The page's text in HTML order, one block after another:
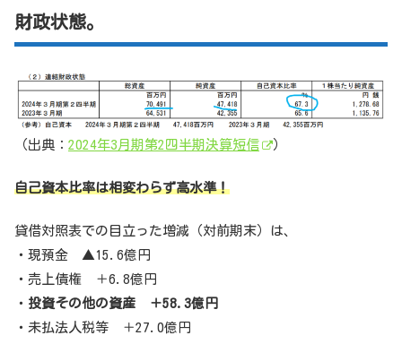
財政状態。
（出典： 2024年3月期第2四半期決算短信 ）
自己資本比率は相変わらず高水準！
貸借対照表での目立った増減（対前期末）は、
・現預金 ▲15.6億円
・売上債権 ＋6.8億円
・ 投資その他の資産 ＋58.3億円
・未払法人税等 ＋27.0億円